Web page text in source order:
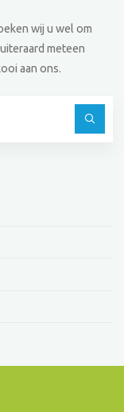
wij u wel om
meteen
aan ons.